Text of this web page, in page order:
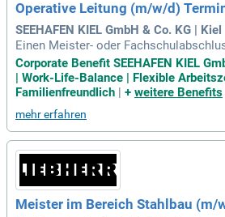
Operative Leitung (m/w/d)
SEEHAFEN KIEL GmbH & Co. KG | Kiel
Einen Meister- oder
en oder vergleichbaren Bereich und/
ännische Ausbildung im maritimen
erufserfahrung auf; Sehr gute
Corporate Benefit SEEHAFEN KIEL
| Work-Life-Balance | Flexible
Familienfreundlich | + weitere Benefits
mehr erfahren
Meister im Bereich Stahlbau (m/